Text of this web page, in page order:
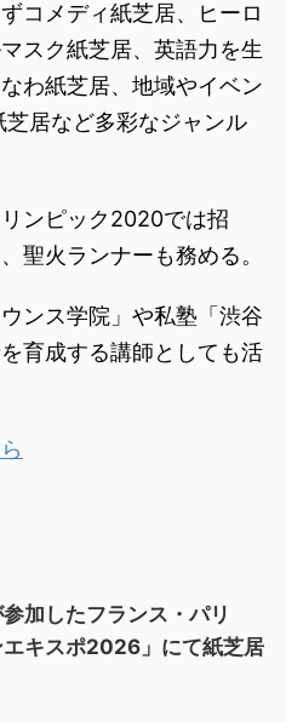
コメディ紙芝居、ヒーロ
スク紙芝居、英語力を生
わ紙芝居、地域やイベン
芝居など多彩なジャンル
ンピック2020では招
聖火ランナーも務める。
ンス学院」や私塾「渋谷
育成する講師としても活
加したフランス・パリ
エキスポ2026」にて紙芝居